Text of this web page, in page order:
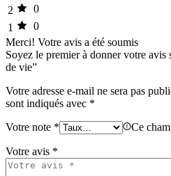
2
0
1
0
Merci! Votre avis a été soumis
Soyez le premier à donner votre avis
de vie”
Votre adresse e-mail ne sera pas
sont indiqués avec *
Votre note * Ce
Votre avis *